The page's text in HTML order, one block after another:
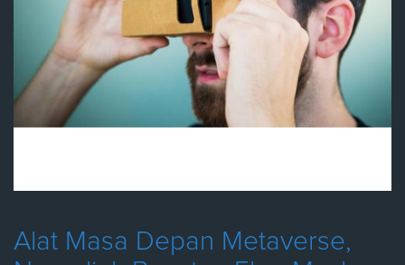
Alat Masa Depan Metaverse,